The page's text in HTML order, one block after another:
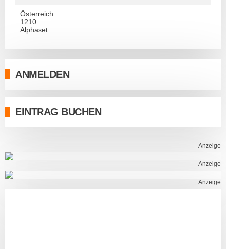
Anzeige
Anzeige
Anzeige
Österreich
1210
Alphaset
ANMELDEN
EINTRAG BUCHEN